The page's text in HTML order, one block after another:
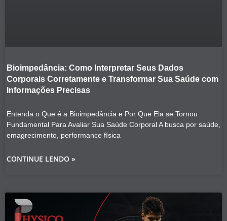
Bioimpedância: Como Interpretar Seus Dados
Corporais Corretamente e Transformar Sua Saúde com
Informações Precisas
Entenda o Que é a Bioimpedância e Por Que Ela se Tornou
Fundamental Para Avaliar Sua Saúde Corporal A busca por saúde,
emagrecimento, performance física
CONTINUE LENDO »